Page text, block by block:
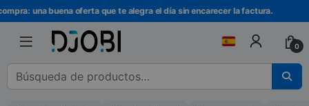
Ir a la navegación
Ir al contenido
una buena oferta que te alegra el día sin encarecer la factura.
0
Buscar :